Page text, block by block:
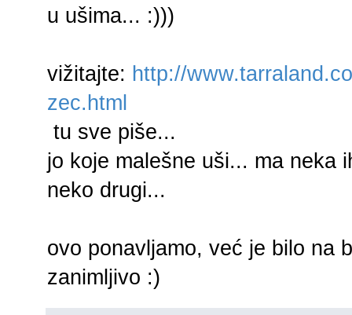
u ušima... :)))
vižitajte: http://
zec.html
tu sve piše...
jo koje malešne uši... ma neka
neko drugi...
ovo ponavljamo, već je bilo na
zanimljivo :)